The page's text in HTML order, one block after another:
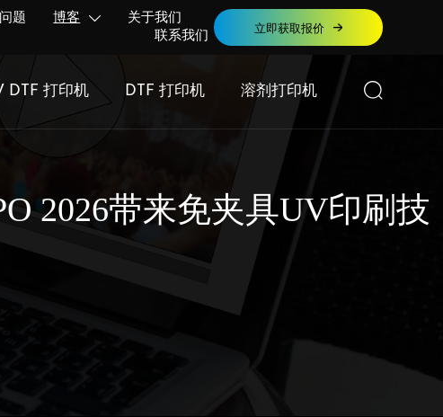
题 博客 
关于我们
联系我们
立即获取报价
DTF 打印机 DTF 打印机 溶剂打印机 
2026带来免夹具UV印刷技